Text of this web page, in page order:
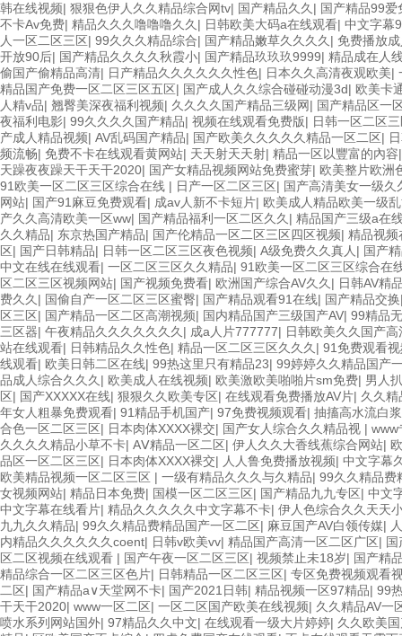
韩在线视频| 狠狠色伊人久久精品综合网tv| 国产精品久久 | 国产精品99爱
不卡Av免费| 精品久久久噜噜噜久久 | 日韩欧美大码a在线观看| 中文字幕
人一区二区三区| 99久久久精品综合| 国产精品嫩草久久久久 | 免费播放
开放90后| 国产精品久久久久秋霞小| 国产精品玖玖玖9999| 精品成在人
偷国产偷精品高清| 日产精品久久久久久久性色| 日本久久高清夜观欧美|
精品国产免费一区二区三区五区| 国产成人久久综合碰碰动漫3d| 欧美卡
人精v品| 翘臀美深夜福利视频| 久久久久国产精品三级网| 国产精品区一
夜福利电影| 99久久久久国产精品| 视频在线观看免费版| 日韩一区二区
产成人精品视频| AV乱码国产精品| 国产欧美久久久久久精品一区二区|
频流畅| 免费不卡在线观看黄网站| 天天射天天射| 精品一区以豐富的內容
天躁夜夜躁天干天干2020| 国产女精品视频网站免费蜜芽| 欧美整片欧洲
91欧美一区二区三区综合在线 | 日产一区二区三区| 国产高清美女一级久
网站| 国产91麻豆免费观看| 成av人新不卡短片| 欧美成人精品欧美一级
产久久高清欧美一区ww| 国产精品福利一区二区久久 | 精品国产三级a在
久久精品| 东京热国产精品| 国产伦精品一区二区三区四区视频| 精品视频
区| 国产日韩精品| 日韩一区二区三区夜色视频| A级免费久久真人 | 国产
中文在线在线观看| 一区二区三区久久精品| 91欧美一区二区三区综合在
区二区三区视频网站| 国产视频免费看| 欧洲国产综合AV久久 | 日韩AV精
费久久 | 国偷自产一区二区三区蜜臀| 国产精品观看91在线| 国产精品交换
区三区| 国产精品一区二区高潮视频| 国内精品国产三级国产AV| 99精品
三区器| 午夜精品久久久久久久久 | 成a人片777777| 日韩欧美久久国产高
站在线观看| 日韩精品久久性色| 精品一区二区三区久久久 | 91免费观看
线观看| 欧美日韩二区在线| 99热这里只有精品23| 99婷婷久久精品国产
品成人综合久久久 | 欧美成人在线视频| 欧美激欧美啪啪片sm免费| 男人
区| 国产XXXXX在线| 狠狠久久欧美专区| 在线观看免费播放AV片| 久久精
年女人粗暴免费观看| 91精品手机国产| 97免费视频观看| 抽搐高水流白浆
合色一区二区三区| 日本肉体XXXX裸交| 国产女人综合久久精品视 | www
久久久久精品小草不卡| AⅤ精品一区二区| 伊人久久大香线蕉综合网站|
品区一区二区三区| 日本肉体XXXX裸交| 人人鲁免费播放视频| 中文字幕
欧美精品视频一区二区三区 | 一级有精品久久久与久精品| 99久久精品费
女视频网站| 精品日本免费| 国模一区二区三区| 国产精品九九专区| 中文
中文字幕在线看片| 精品久久久久久中文字幕不卡| 伊人色综合久久天天
九九久久精品| 99久久精品费精品国产一区二区| 麻豆国产AV白领传媒|
内精品久久久久久久coent| 日韩v欧美vv| 精品国产高清一区二区广区|
区二区视频在线观看 | 国产午夜一区二区三区| 视频禁止未18岁| 国产精
精品综合一区二区三区色片| 日韩精品一区二区三区| 专区免费视频观看
二区| 国产精品а∨天堂网不卡| 国产2021日韩| 精品视频一区97精品| 99
干天干2020| www一区二区| 一区二区国产欧美在线视频| 久久精品AV一
喷水系列网站国外| 97精品久久中文| 在线观看一级大片婷婷| 久久欧美